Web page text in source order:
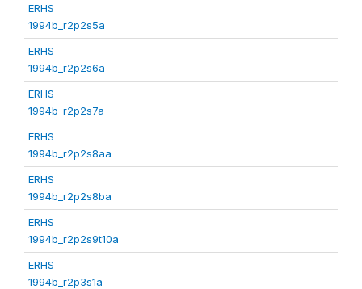
ERHS
1994b_r2p2s5a
ERHS
1994b_r2p2s6a
ERHS
1994b_r2p2s7a
ERHS
1994b_r2p2s8aa
ERHS
1994b_r2p2s8ba
ERHS
1994b_r2p2s9t10a
ERHS
1994b_r2p3s1a